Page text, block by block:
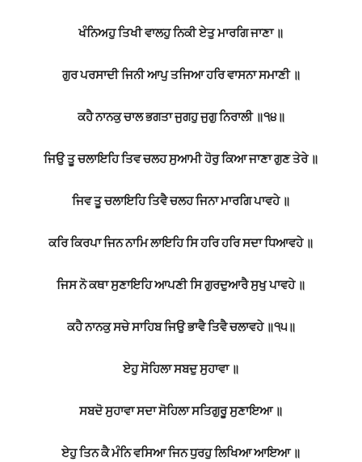
ਖੰਨਿਅਹੁ ਤਿਖੀ ਵਾਲਹੁ ਨਿਕੀ ਏਤੁ ਮਾਰਗਿ ਜਾਣਾ ॥
ਗੁਰ ਪਰਸਾਦੀ ਜਿਨੀ ਆਪੁ ਤਜਿਆ ਹਰਿ ਵਾਸਨਾ ਸਮਾਣੀ ॥
ਕਹੈ ਨਾਨਕੁ ਚਾਲ ਭਗਤਾ ਜੁਗਹੁ ਜੁਗੁ ਨਿਰਾਲੀ ॥੧੪॥
ਜਿਉ ਤੂ ਚਲਾਇਹਿ ਤਿਵ ਚਲਹ ਸੁਆਮੀ ਹੋਰੁ ਕਿਆ ਜਾਣਾ ਗੁਣ ਤੇਰੇ ॥
ਜਿਵ ਤੂ ਚਲਾਇਹਿ ਤਿਵੈ ਚਲਹ ਜਿਨਾ ਮਾਰਗਿ ਪਾਵਹੇ ॥
ਕਰਿ ਕਿਰਪਾ ਜਿਨ ਨਾਮਿ ਲਾਇਹਿ ਸਿ ਹਰਿ ਹਰਿ ਸਦਾ ਧਿਆਵਹੇ ॥
ਜਿਸ ਨੋ ਕਥਾ ਸੁਣਾਇਹਿ ਆਪਣੀ ਸਿ ਗੁਰਦੁਆਰੈ ਸੁਖੁ ਪਾਵਹੇ ॥
ਕਹੈ ਨਾਨਕੁ ਸਚੇ ਸਾਹਿਬ ਜਿਉ ਭਾਵੈ ਤਿਵੈ ਚਲਾਵਹੇ ॥੧੫॥
ਏਹੁ ਸੋਹਿਲਾ ਸਬਦੁ ਸੁਹਾਵਾ ॥
ਸਬਦੋ ਸੁਹਾਵਾ ਸਦਾ ਸੋਹਿਲਾ ਸਤਿਗੁਰੂ ਸੁਣਾਇਆ ॥
ਏਹੁ ਤਿਨ ਕੈ ਮੰਨਿ ਵਸਿਆ ਜਿਨ ਧੁਰਹੁ ਲਿਖਿਆ ਆਇਆ ॥